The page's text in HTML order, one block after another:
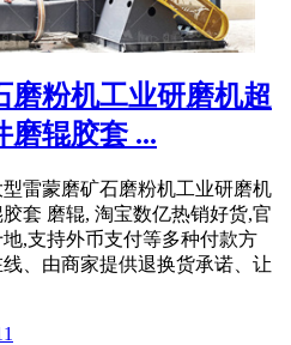
磨粉机工业研磨机超
磨辊胶套 ...
雷蒙磨矿石磨粉机工业研磨机
套 磨辊, 淘宝数亿热销好货,官
,支持外币支付等多种付款方
、由商家提供退换货承诺、让